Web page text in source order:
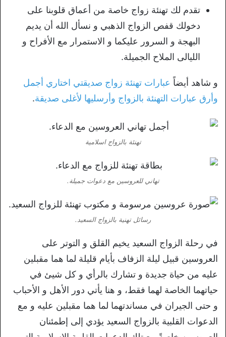
تقدم لك تهنئة زواج خاصة من أعماق قلوبنا على
دخولك قفص الزواج الذهبي و نسأل الله أن يديم
البهجة و السرور عليكما و الاستمرار مع الأفراح و
الليالى الملاح الجميلة.
و شاهد أيضاً عبارات تهنئة زواج صديقتي اختاري أجمل
وأرق عبارات التهنئة بالزواج وأرسليها لأغلى صديقة.
تهنئة بالزواج اسلامية
تهاني للعروسين مع دعوات جميلة.
رسائل تهنية بالزواج السعيد.
في رحلة الزواج السعيد يخيم القلق و التوتر على
العروسين قبيل ليلة الزفاف بأيام قليلة لما هما مقبلين
عليه من حياة جديدة و تشارك بالرأي و كل شيئ في
حياتهما الخاصة لهما فقط، و هنا يأتي دور الأهل و الأحباب
و حتى الجيران في مساندتهما لما هما مقبلين عليه و مع
الدعوات القلبية بالزواج السعيد يؤدي إلى إطمئنان